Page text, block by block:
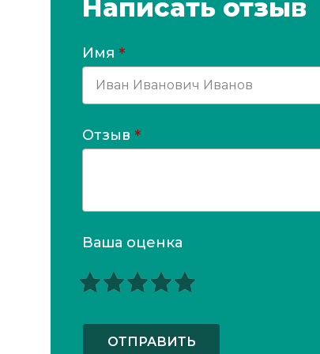
Написать отзыв
Имя *
Отзыв *
Ваша оценка
ОТПРАВИТЬ